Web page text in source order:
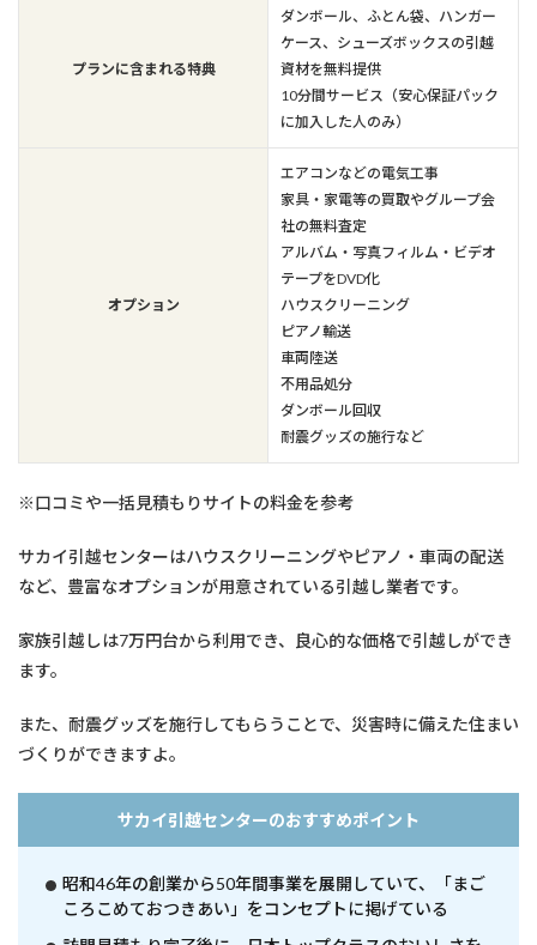
プランに含まれる特典
ダンボール、ふとん袋、ハンガー
ケース、シューズボックスの引越
資材を無料提供
10分間サービス（安心保証パック
に加入した人のみ）
オプション
エアコンなどの電気工事
家具・家電等の買取やグループ会
社の無料査定
アルバム・写真フィルム・ビデオ
テープをDVD化
ハウスクリーニング
ピアノ輸送
車両陸送
不用品処分
ダンボール回収
耐震グッズの施行など
※口コミや一括見積もりサイトの料金を参考
サカイ引越センターはハウスクリーニングやピアノ・車両の配送
など、豊富なオプションが用意されている引越し業者です。
家族引越しは7万円台から利用でき、良心的な価格で引越しができ
ます。
また、耐震グッズを施行してもらうことで、災害時に備えた住まい
づくりができますよ。
サカイ引越センターのおすすめポイント
昭和46年の創業から50年間事業を展開していて、「まご
ころこめておつきあい」をコンセプトに掲げている